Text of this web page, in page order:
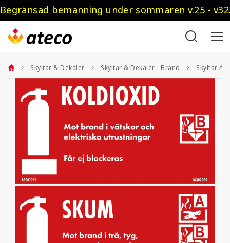
Begränsad bemanning under sommaren v.25 -
Skyltar & Dekaler Skyltar & Dekaler - Brand Skyltar